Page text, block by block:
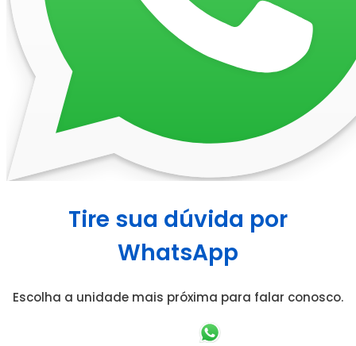
Tire sua dúvida por
WhatsApp
Escolha a unidade mais próxima para falar conosco.